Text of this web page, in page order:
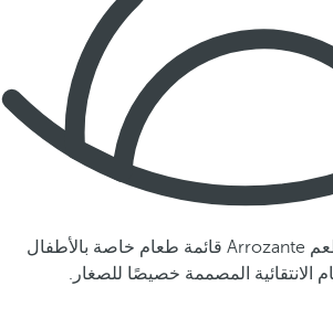
تتضمن قائمة طعام مطعم Arrozante قائمة طعام خاصة بالأطفال
الانتقائية المصممة خصيصًا للصغار.